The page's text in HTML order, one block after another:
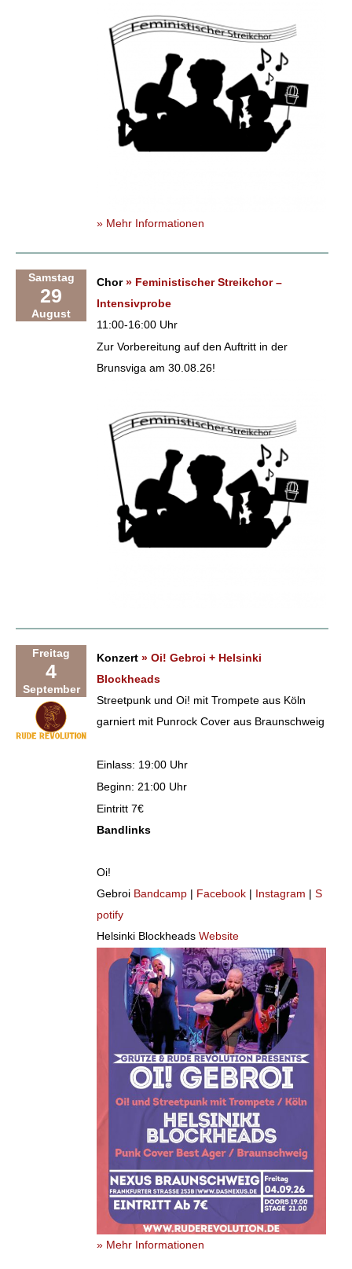
» Mehr Informationen
Samstag
29
August
Chor» Feministischer Streikchor –
Intensivprobe
11:00-16:00 Uhr
Zur Vorbereitung auf den Auftritt in der
Brunsviga am 30.08.26!
Freitag
4
September
Konzert » Oi! Gebroi + Helsinki
Blockheads
Streetpunk und Oi! mit Trompete aus Köln
garniert mit Punrock Cover aus Braunschweig
Einlass: 19:00 Uhr
Beginn: 21:00 Uhr
Eintritt 7€
Bandlinks
Oi!
Gebroi Bandcamp | Facebook | Instagram | S
potify
Helsinki Blockheads Website
» Mehr Informationen